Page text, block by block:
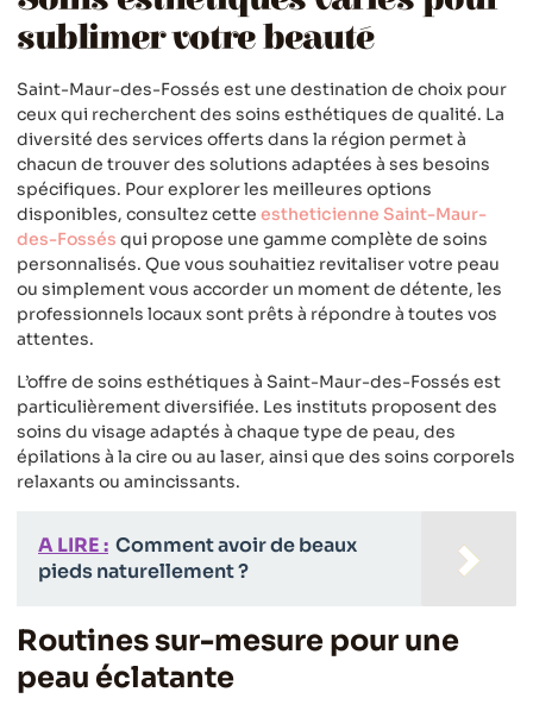
sublimer votre beauté
Saint-Maur-des-Fossés est une destination de choix pour
ceux qui recherchent des soins esthétiques de qualité. La
diversité des services offerts dans la région permet à
chacun de trouver des solutions adaptées à ses besoins
spécifiques. Pour explorer les meilleures options
disponibles, consultez cette estheticienne Saint-Maur-
des-Fossés qui propose une gamme complète de soins
personnalisés. Que vous souhaitiez revitaliser votre peau
ou simplement vous accorder un moment de détente, les
professionnels locaux sont prêts à répondre à toutes vos
attentes.
L’offre de soins esthétiques à Saint-Maur-des-Fossés est
particulièrement diversifiée. Les instituts proposent des
soins du visage adaptés à chaque type de peau, des
épilations à la cire ou au laser, ainsi que des soins corporels
relaxants ou amincissants.
A LIRE : Comment avoir de beaux
pieds naturellement ?
Routines sur-mesure pour une
peau éclatante